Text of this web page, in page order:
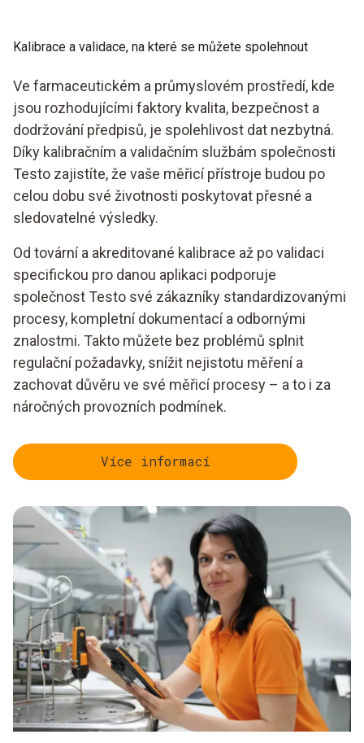
Kalibrace a validace, na které se můžete spolehnout
Ve farmaceutickém a průmyslovém prostředí, kde
jsou rozhodujícími faktory kvalita, bezpečnost a
dodržování předpisů, je spolehlivost dat nezbytná.
Díky kalibračním a validačním službám společnosti
Testo zajistíte, že vaše měřicí přístroje budou po
celou dobu své životnosti poskytovat přesné a
sledovatelné výsledky.
Od tovární a akreditované kalibrace až po validaci
specifickou pro danou aplikaci podporuje
společnost Testo své zákazníky standardizovanými
procesy, kompletní dokumentací a odbornými
znalostmi. Takto můžete bez problémů splnit
regulační požadavky, snížit nejistotu měření a
zachovat důvěru ve své měřicí procesy – a to i za
náročných provozních podmínek.
Více informací